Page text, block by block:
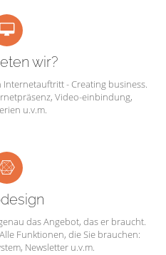
wir?
- Creating business.
Video-einbindung,
u.v.m.
das Angebot, das er braucht.
Funktionen, die Sie brauchen:
Newsletter u.v.m.